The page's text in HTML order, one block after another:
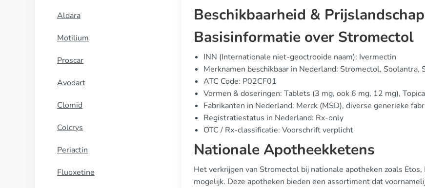
Aldara
Motilium
Proscar
Avodart
Clomid
Colcrys
Periactin
Fluoxetine
Beschikbaarheid & Prijslandschap
Basisinformatie over Stromectol
INN (Internationale niet-geoctrooide naam): Ivermectin
Merknamen beschikbaar in Nederland: Stromectol, Soolantra,
ATC Code: P02CF01
Vormen & doseringen: Tablets (3 mg, ook 6 mg, 12 mg),
Fabrikanten in Nederland: Merck (MSD), diverse generieke
Registratiestatus in Nederland: Rx-only
OTC / Rx-classificatie: Voorschrift verplicht
Nationale Apotheekketens
Het verkrijgen van Stromectol bij nationale apotheken zoals
mogelijk. Deze apotheken bieden een assortiment dat